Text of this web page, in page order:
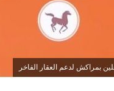
بمراكش لدعم العقار الفاخر